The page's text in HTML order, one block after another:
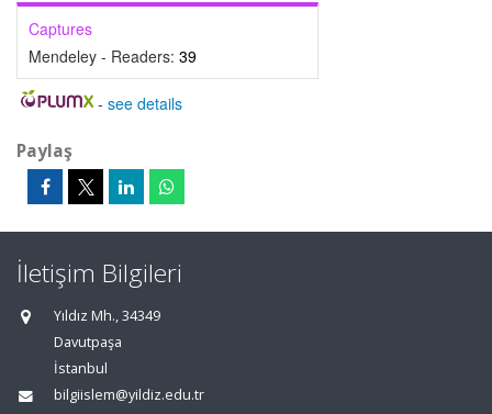
Captures
Mendeley - Readers: 39
- see details
Paylaş
İletişim Bilgileri
Yıldız Mh., 34349
Davutpaşa
İstanbul
bilgiislem@yildiz.edu.tr